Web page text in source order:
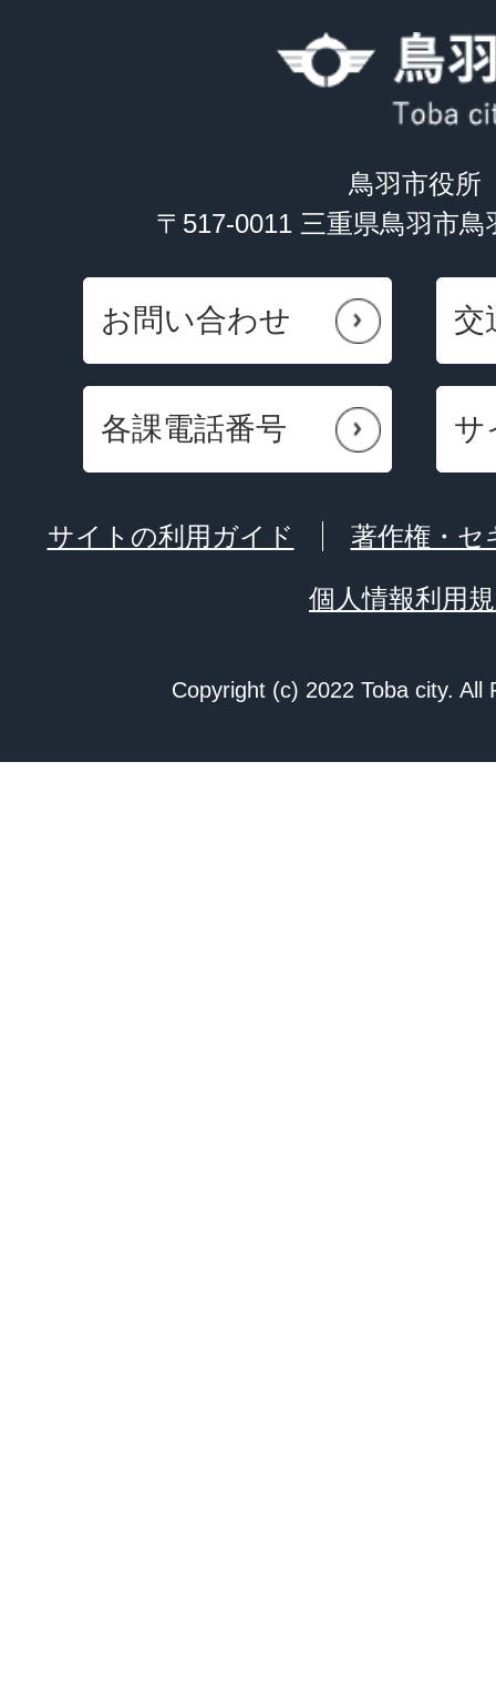
鳥羽市役所
〒517-0011 三重県鳥羽市
お問い合わせ 交
各課電話番号 サ
サイトの利用ガイド 著作権・セ
個人情報利用
Copyright (c) 2022 Toba city. All